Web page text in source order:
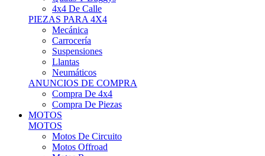
4x4 De Calle
PIEZAS PARA 4X4
Mecánica
Carrocería
Suspensiones
Llantas
Neumáticos
ANUNCIOS DE COMPRA
Compra De 4x4
Compra De Piezas
MOTOS
MOTOS
Motos De Circuito
Motos Offroad